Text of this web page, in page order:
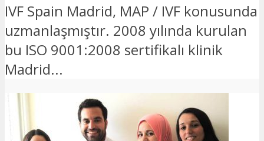
IVF Spain Madrid, MAP / IVF konusunda
uzmanlaşmıştır. 2008 yılında kurulan
bu ISO 9001:2008 sertifikalı klinik
Madrid...